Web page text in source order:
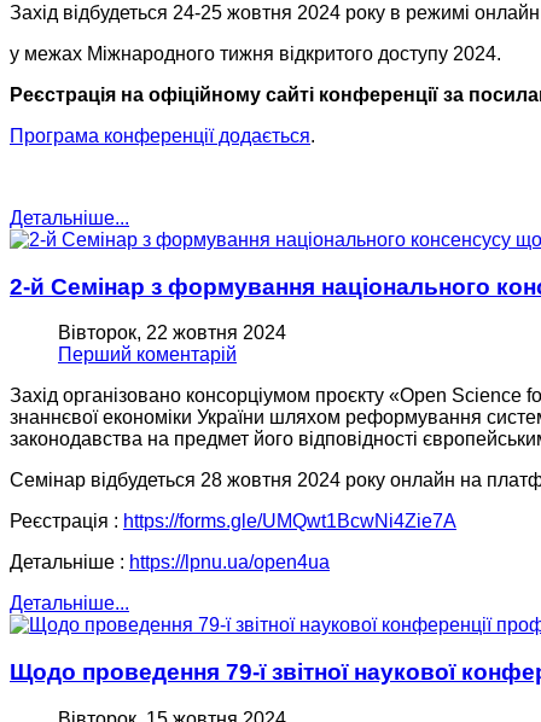
Захід відбудеться 24-25 жовтня 2024 року в режимі онлайн
у межах Міжнародного тижня відкритого доступу 2024.
Реєстрація на офіційному сайті конференції за
Програма конференції додається.
Детальніше...
2-й Семінар з формування національного
Вівторок, 22 жовтня 2024
Перший коментарій
Захід організовано консорціумом проєкту «Open
знаннєвої економіки України шляхом реформування
законодавства на предмет його відповідності
Семінар відбудеться 28 жовтня 2024 року онлайн на
Реєстрація : https://forms.gle/UMQwt1BcwNi4Zie7A
Детальніше : https://lpnu.ua/open4ua
Детальніше...
Щодо проведення 79-ї звітної наукової